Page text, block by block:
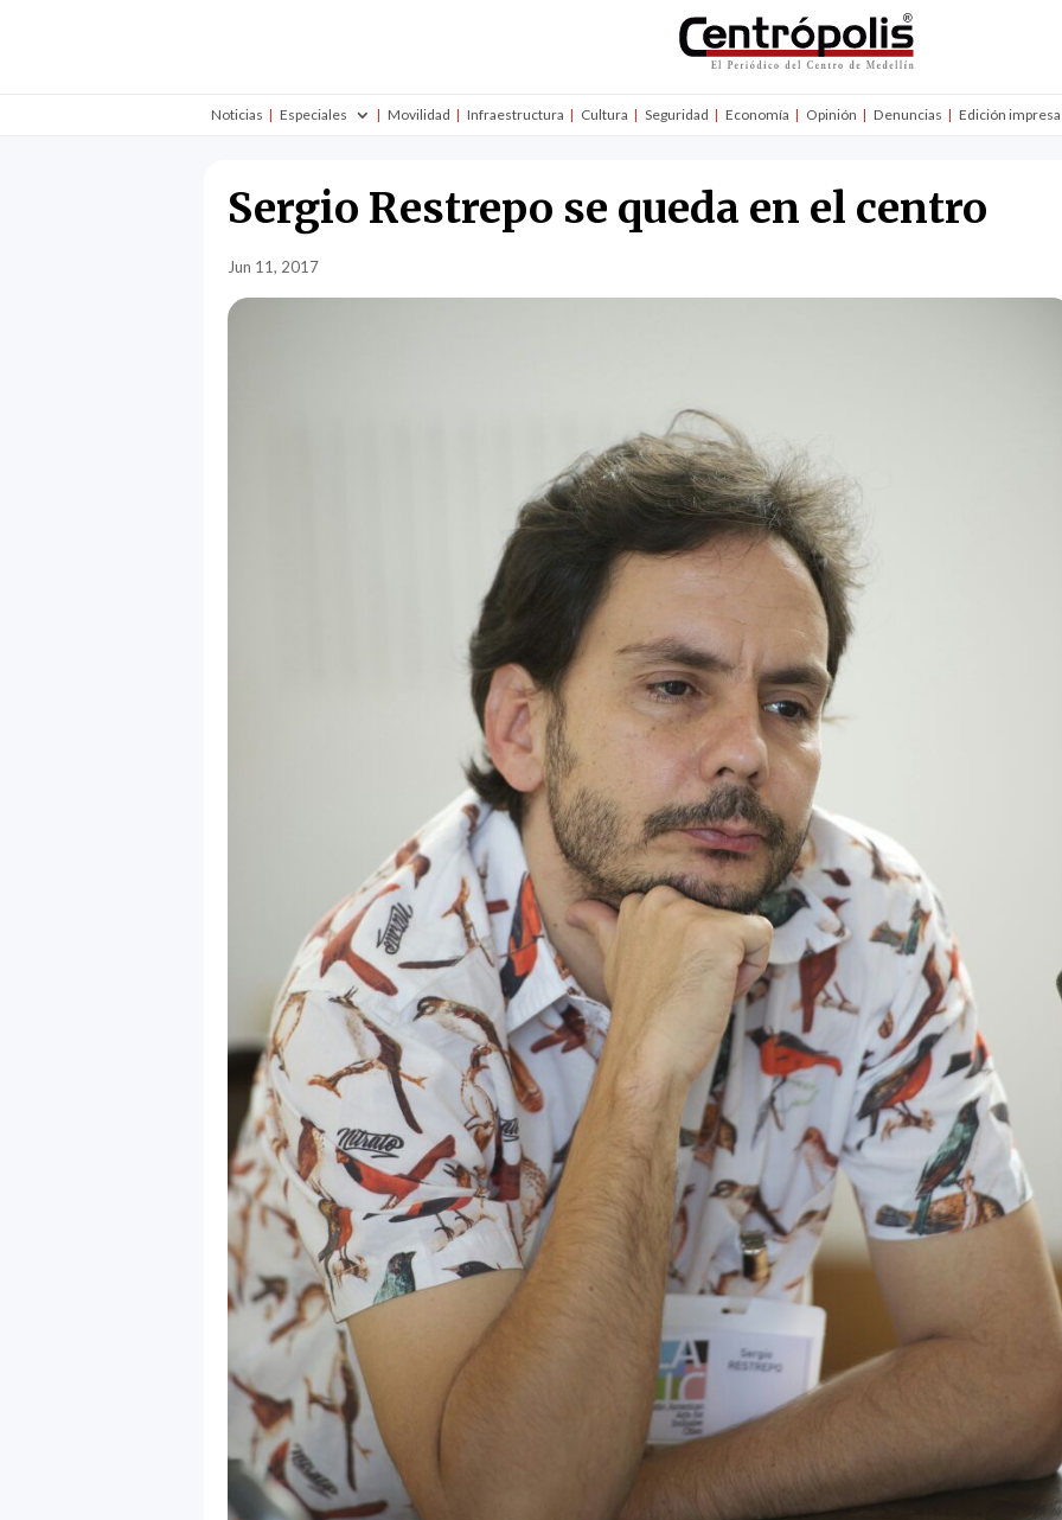
Noticias Especiales Movilidad Infraestructura Cultura Seguridad Economía Opinión Denuncias Edición impresa
Sergio Restrepo se queda en el centro
Jun 11, 2017